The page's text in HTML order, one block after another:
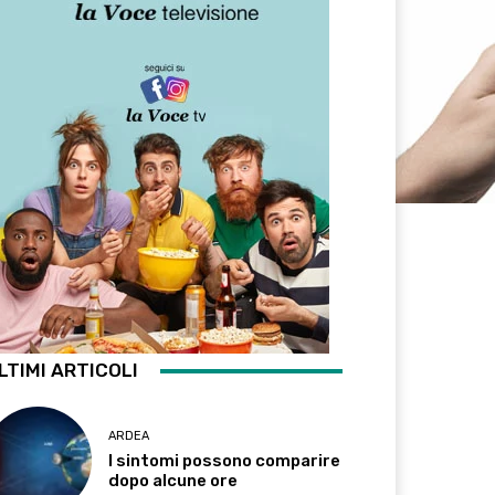
ARTICOLI
ARDEA
I sintomi possono comparire
dopo alcune ore